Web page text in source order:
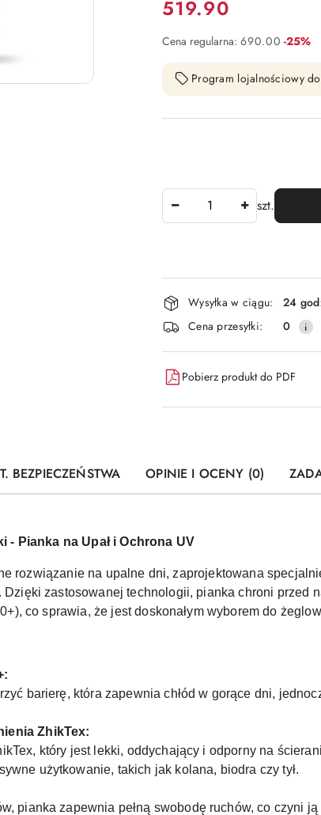
Cena:
519.90
Cena regularna: 690.00 Rabat:
-25%
Program lojalnościowy
szt.
Dostępność
i
dostawa
Wysyłka w ciągu:
24
Cena przesyłki:
0
Pobierz produkt do PDF
BEZPIECZEŃSTWA OPINIE I OCENY (0)
Pianka na Upał i Ochrona UV
rozwiązanie na upalne dni, zaprojektowana
zastosowanej technologii, pianka chroni przed
co sprawia, że jest doskonałym wyborem do
barierę, która zapewnia chłód w gorące dni,
ZhikTex:
który jest lekki, oddychający i odporny na
użytkowanie, takich jak kolana, biodra czy tył.
pianka zapewnia pełną swobodę ruchów, co czyni